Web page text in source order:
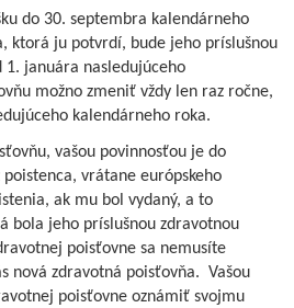
do 30. septembra kalendárneho
ktorá ju potvrdí, bude jeho príslušnou
januára nasledujúceho
možno zmeniť vždy len raz ročne,
kalendárneho roka.
vašou povinnosťou je do
vrátane európskeho
ak mu bol vydaný, a to
bola jeho príslušnou zdravotnou
poisťovne sa nemusíte
nová zdravotná poisťovňa. Vašou
poisťovne oznámiť svojmu